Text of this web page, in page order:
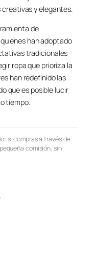
creativas y elegantes.
de
han adoptado
tradicionales
ropa que prioriza la
han redefinido las
que es posible lucir
tiempo.
si compras a través de
comisión, sin